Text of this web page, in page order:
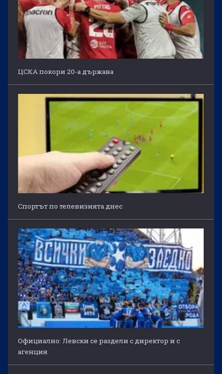
ЦСКА покори 20-а държава
Спортът по телевизията днес
Официално: Левски се раздели с директор и с
агенция